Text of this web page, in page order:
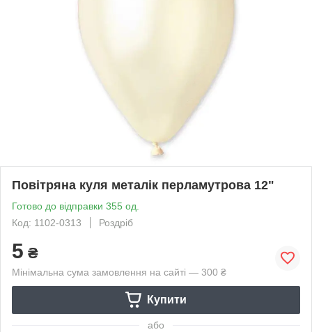
Повітряна куля металік перламутрова 12"
Готово до відправки 355 од.
Код: 1102-0313
Роздріб
5 ₴
Мінімальна сума замовлення на сайті — 300 ₴
Купити
або